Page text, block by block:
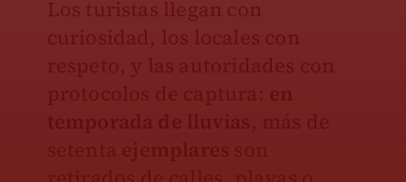
Los turistas llegan con